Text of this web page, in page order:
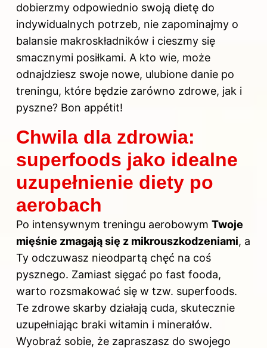
dobierzmy odpowiednio swoją dietę do
indywidualnych potrzeb, nie zapominajmy o
balansie makroskładników i cieszmy się
smacznymi posiłkami. A kto wie, może
odnajdziesz swoje nowe, ulubione danie po
treningu, które będzie zarówno zdrowe, jak i
pyszne? Bon appétit!
Chwila dla zdrowia:
superfoods jako idealne
uzupełnienie diety po
aerobach
Po intensywnym treningu aerobowym Twoje
mięśnie zmagają się z mikrouszkodzeniami, a
Ty odczuwasz nieodpartą chęć na coś
pysznego. Zamiast sięgać po fast fooda,
warto rozsmakować się w tzw. superfoods.
Te zdrowe skarby działają cuda, skutecznie
uzupełniając braki witamin i minerałów.
Wyobraź sobie, że zapraszasz do swojego